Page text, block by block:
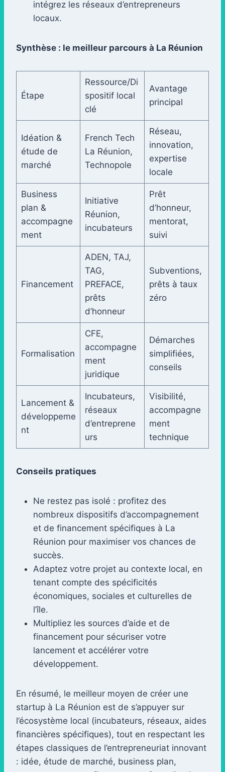
intégrez les réseaux d’entrepreneurs
locaux.
Synthèse : le meilleur parcours à La Réunion
Étape
Ressource/Di
spositif local
clé
Avantage
principal
Idéation &
étude de
marché
French Tech
La Réunion,
Technopole
Réseau,
innovation,
expertise
locale
Business
plan &
accompagne
ment
Initiative
Réunion,
incubateurs
Prêt
d’honneur,
mentorat,
suivi
Financement
ADEN, TAJ,
TAG,
PREFACE,
prêts
d’honneur
Subventions,
prêts à taux
zéro
Formalisation
CFE,
accompagne
ment
juridique
Démarches
simplifiées,
conseils
Lancement &
développeme
nt
Incubateurs,
réseaux
d’entreprene
urs
Visibilité,
accompagne
ment
technique
Conseils pratiques
Ne restez pas isolé : profitez des
nombreux dispositifs d’accompagnement
et de financement spécifiques à La
Réunion pour maximiser vos chances de
succès.
Adaptez votre projet au contexte local, en
tenant compte des spécificités
économiques, sociales et culturelles de
l’île.
Multipliez les sources d’aide et de
financement pour sécuriser votre
lancement et accélérer votre
développement.
En résumé, le meilleur moyen de créer une
startup à La Réunion est de s’appuyer sur
l’écosystème local (incubateurs, réseaux, aides
financières spécifiques), tout en respectant les
étapes classiques de l’entrepreneuriat innovant
: idée, étude de marché, business plan,